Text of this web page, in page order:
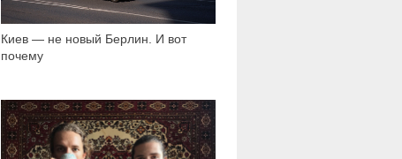
Киев — не новый Берлин. И вот
почему
5 093